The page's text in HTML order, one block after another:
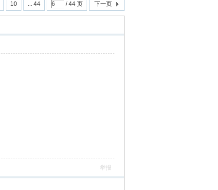
10 ... 44 / 44 页 下一页
举报